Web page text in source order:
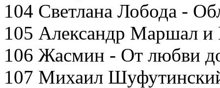
104 Светлана Лобода -
105 Александр Маршал и
106 Жасмин - От любви
107 Михаил